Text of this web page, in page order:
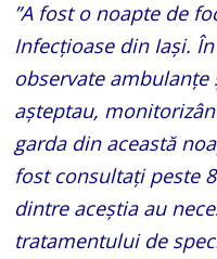
”A fost o noapte de
Infecţioase din Iaşi.
observate ambulanţe
aşteptau,
garda din această
fost consultaţi peste
dintre aceştia au
tratamentului de